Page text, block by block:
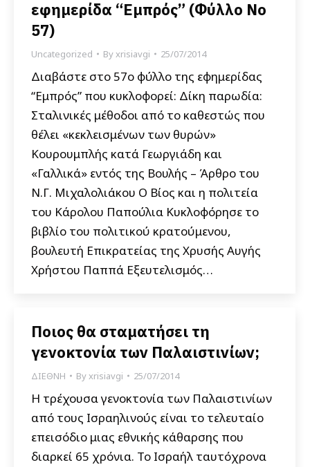
εφημερίδα “Εμπρός” (Φύλλο Νο
57)
Uncategorized Byxrisiavgi 25/07/2014
Διαβάστε στο 57ο φύλλο της εφημερίδας
“Εμπρός” που κυκλοφορεί: Δίκη παρωδία:
Σταλινικές μέθοδοι από το καθεστώς που
θέλει «κεκλεισμένων των θυρών»
Κουρουμπλής κατά Γεωργιάδη και
«Γαλλικά» εντός της Βουλής – Άρθρο του
Ν.Γ. Μιχαλολιάκου Ο Βίος και η πολιτεία
του Κάρολου Παπούλια Κυκλοφόρησε το
βιβλίο του πολιτικού κρατούμενου,
βουλευτή Επικρατείας της Χρυσής Αυγής
Χρήστου Παππά Εξευτελισμός…
Ποιος θα σταματήσει τη
γενοκτονία των Παλαιστινίων;
ΔΙΕΘΝΗ Byxrisiavgi 25/07/2014
Η τρέχουσα γενοκτονία των Παλαιστινίων
από τους Ισραηλινούς είναι το τελευταίο
επεισόδιο μιας εθνικής κάθαρσης που
διαρκεί 65 χρόνια. Το Ισραήλ ταυτόχρονα